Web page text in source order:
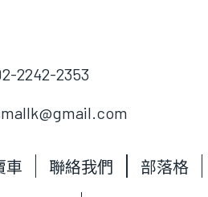
2242-2353
車 聯絡我們
部落格